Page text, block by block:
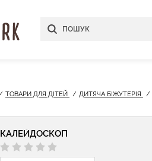
ТОВАРИ ДЛЯ ДІТЕЙ ДИТЯЧА БІЖУТЕРІЯ
КАЛЕЙДОСКОП